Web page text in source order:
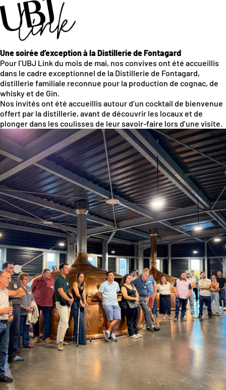
Une soirée d’exception à la Distillerie de Fontagard
Pour l’UBJ Link du mois de mai, nos convives ont été accueillis
dans le cadre exceptionnel de la Distillerie de Fontagard,
distillerie familiale reconnue pour la production de cognac, de
whisky et de Gin.
Nos invités ont été accueillis autour d’un cocktail de bienvenue
offert par la distillerie, avant de découvrir les locaux et de
plonger dans les coulisses de leur savoir-faire lors d’une visite.